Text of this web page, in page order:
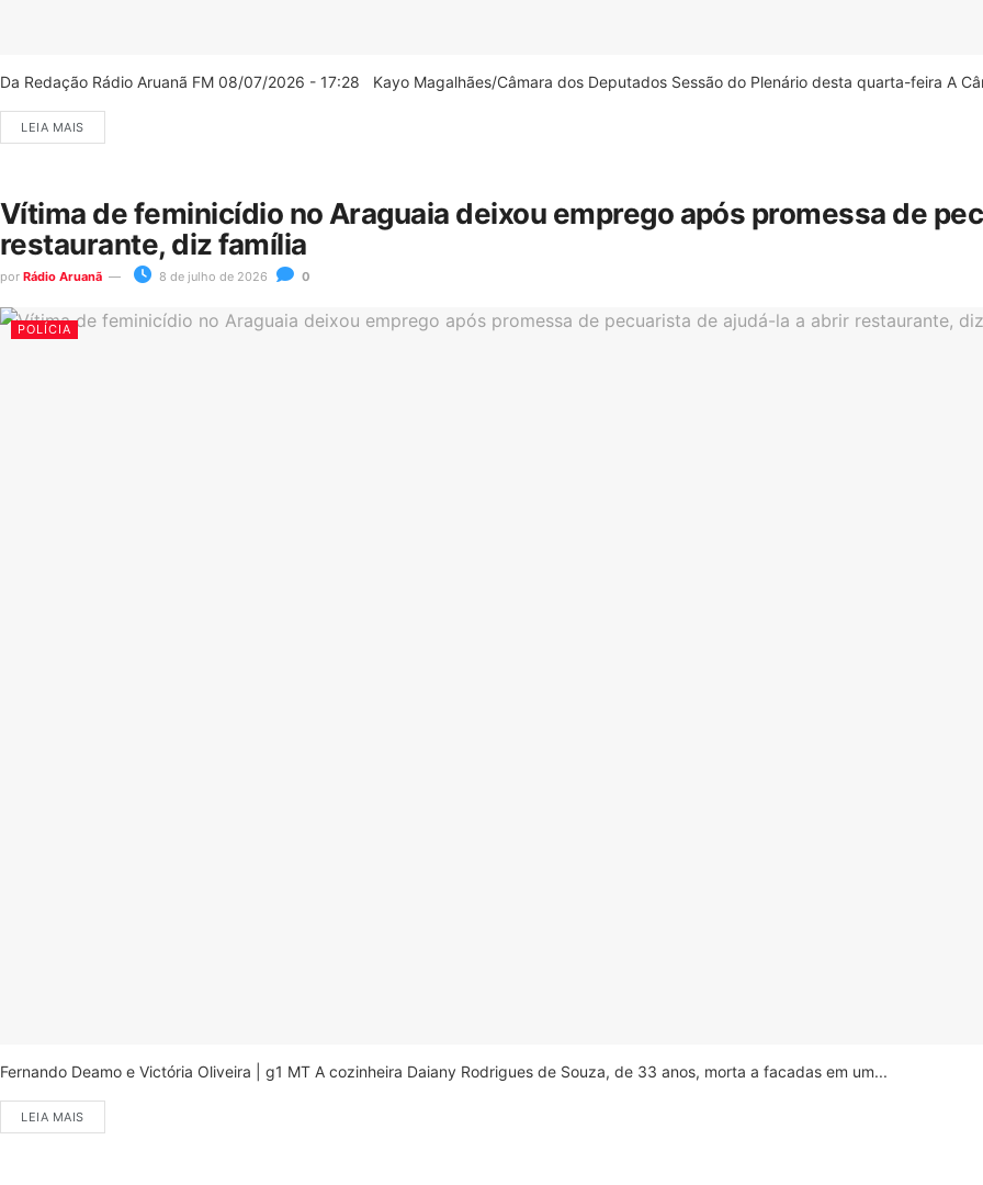
Da Redação Rádio Aruanã FM 08/07/2026 - 17:28 Kayo Magalhães/Câmara dos Deputados Sessão do Plenário desta quarta-feira A
LEIA MAIS
Vítima de feminicídio no Araguaia deixou emprego após promessa de
restaurante, diz família
por Rádio Aruanã 8 de julho de 2026 0
POLÍCIA
Fernando Deamo e Victória Oliveira | g1 MT A cozinheira Daiany Rodrigues de Souza, de 33 anos, morta a facadas em um...
LEIA MAIS